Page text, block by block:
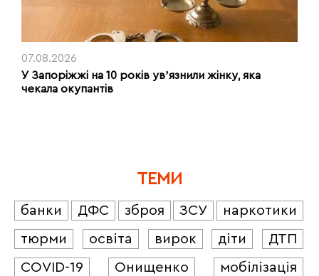
07.08.2026
У Запоріжжі на 10 років увʼязнили жінку, яка
чекала окупантів
ТЕМИ
банки ДФС зброя ЗСУ
наркотики
тюрми
освіта вирок діти
ДТП
COVID-19
Онищенко
мобілізація